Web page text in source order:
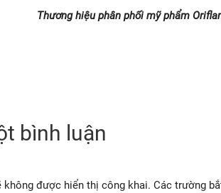
Thương hiệu phân phối mỹ phẩm
bình luận
không được hiển thị công khai. Các trường